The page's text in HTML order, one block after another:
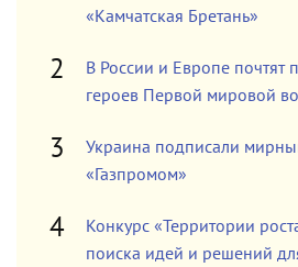
«Камчатская Бретань»
В России и Европе почтят
героев Первой мировой
Украина подписали
«Газпромом»
Конкурс «Территории
поиска идей и решений